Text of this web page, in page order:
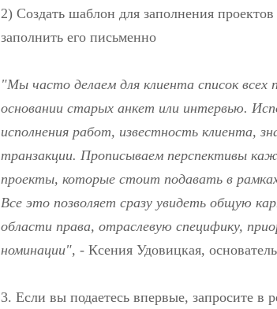
2) Создать шаблон для заполнения
заполнить его письменно
"Мы часто делаем для клиента список всех
основании старых анкет или интервью.
исполнения работ, известность клиента,
транзакции. Прописываем перспективы
проекты, которые стоит подавать в
Все это позволяет сразу увидеть общую
области права, отраслевую специфику,
номинации", - Ксения Удовицкая,
3. Если вы подаетесь впервые, запросите в